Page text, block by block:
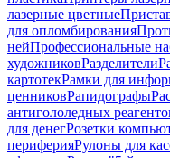
лазерные цветные
для опломбирования
нейПрофессиональные
художниковРазделители
картотекРамки для
ценниковРапидографы
антигололедных
для денегРозетки
периферияРулоны для